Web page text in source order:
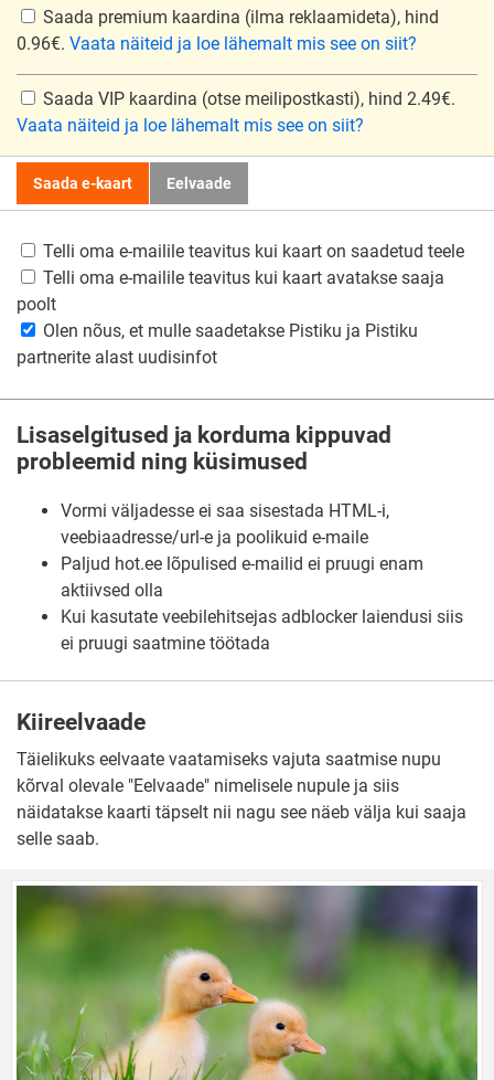
Saada premium kaardina (ilma reklaamideta), hind
0.96€. Vaata näiteid ja loe lähemalt mis see on siit?
Saada VIP kaardina (otse meilipostkasti), hind 2.49€.
Vaata näiteid ja loe lähemalt mis see on siit?
Saada e-kaart Eelvaade
Telli oma e-mailile teavitus kui kaart on saadetud teele
Telli oma e-mailile teavitus kui kaart avatakse saaja
poolt
Olen nõus, et mulle saadetakse Pistiku ja Pistiku
partnerite alast uudisinfot
Lisaselgitused ja korduma kippuvad
probleemid ning küsimused
Vormi väljadesse ei saa sisestada HTML-i,
veebiaadresse/url-e ja poolikuid e-maile
Paljud hot.ee lõpulised e-mailid ei pruugi enam
aktiivsed olla
Kui kasutate veebilehitsejas adblocker laiendusi siis
ei pruugi saatmine töötada
Kiireelvaade
Täielikuks eelvaate vaatamiseks vajuta saatmise nupu
kõrval olevale "Eelvaade" nimelisele nupule ja siis
näidatakse kaarti täpselt nii nagu see näeb välja kui saaja
selle saab.